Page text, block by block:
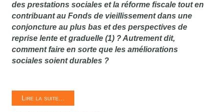
des prestations sociales et la réforme fiscale tout en
contribuant au Fonds de vieillissement dans une
conjoncture au plus bas et des perspectives de
reprise lente et graduelle (1) ? Autrement dit,
comment faire en sorte que les améliorations
sociales soient durables ?
Lire la suite...